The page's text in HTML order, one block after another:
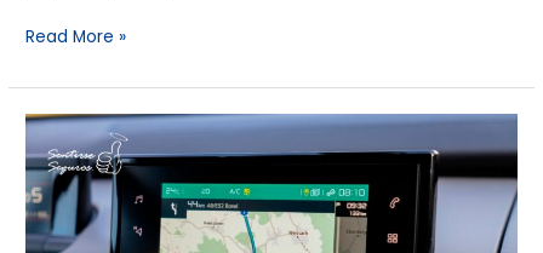
Read More »
El
GPS
de
tu